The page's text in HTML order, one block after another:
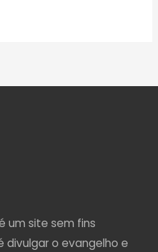
um site sem fins
divulgar o evangelho e